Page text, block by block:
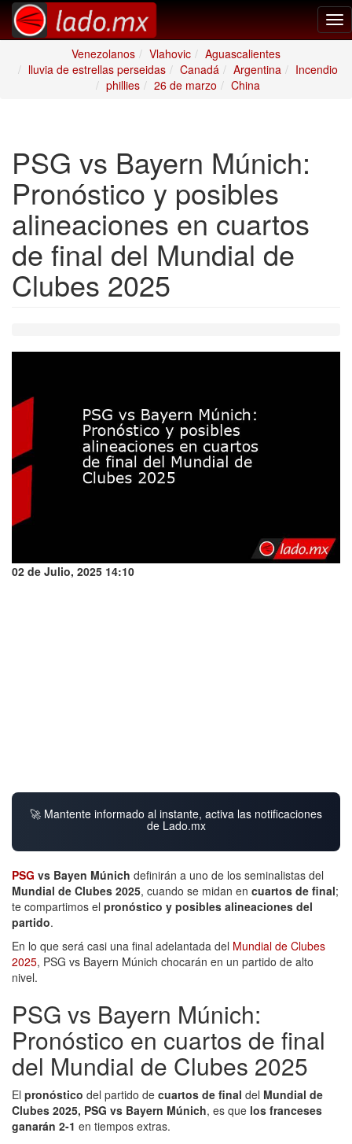
Venezolanos
Vlahovic
Aguascalientes
lluvia de estrellas perseidas
Canadá Argentina
Incendio
phillies
26 de marzo China
PSG vs Bayern Múnich:
Pronóstico y posibles
alineaciones en cuartos
de final del Mundial de
Clubes 2025
02 de Julio, 2025 14:10
🚀 Mantente informado al instante, activa las notificaciones
de Lado.mx
PSG vs Bayen Múnich definirán a uno de los seminalistas del
Mundial de Clubes 2025, cuando se midan en cuartos de final;
te compartimos el pronóstico y posibles alineaciones del
partido.
En lo que será casi una final adelantada del Mundial de Clubes
2025, PSG vs Bayern Múnich chocarán en un partido de alto
nivel.
PSG vs Bayern Múnich:
Pronóstico en cuartos de final
del Mundial de Clubes 2025
El pronóstico del partido de cuartos de final del Mundial de
Clubes 2025, PSG vs Bayern Múnich, es que los franceses
ganarán 2-1 en tiempos extras.